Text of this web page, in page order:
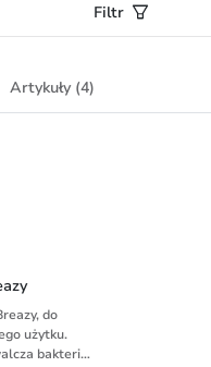
Filtr
Artykuły (4)
do
użytku.
bakterie,